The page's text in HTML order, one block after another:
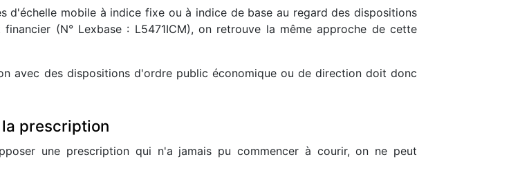
d'échelle mobile à indice fixe ou à indice de base au regard des dispositions
(N° Lexbase : L5471ICM), on retrouve la même approche de cette
avec des dispositions d'ordre public économique ou de direction doit donc
prescription
une prescription qui n'a jamais pu commencer à courir, on ne peut